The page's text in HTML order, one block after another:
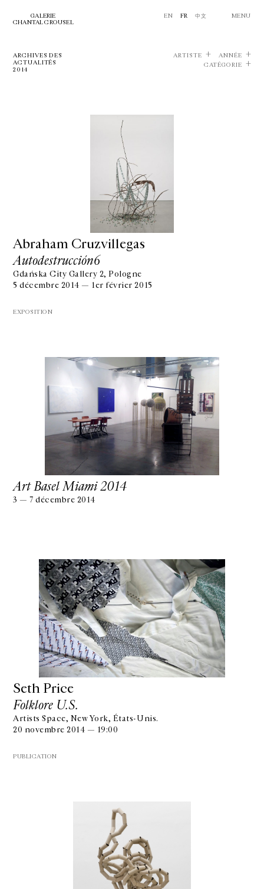
GALERIE
CHANTAL CROUSEL
EN FR 中文 MENU
ARCHIVES DES
ACTUALITÉS
2014
ARTISTE
ANNÉE
CATÉGORIE
Abraham Cruzvillegas
Autodestrucción6
Gdańska City Gallery 2, Pologne
5 décembre 2014 — 1er février 2015
EXPOSITION
Art Basel Miami 2014
3 — 7 décembre 2014
Seth Price
Folklore U.S.
Artists Space, New York, États-Unis.
20 novembre 2014 — 19:00
PUBLICATION